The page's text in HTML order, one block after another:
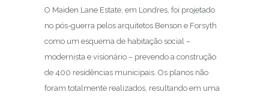
O Maiden Lane Estate, em Londres, foi projetado
no pós-guerra pelos arquitetos Benson e Forsyth
como um esquema de habitação social –
modernista e visionário – prevendo a construção
de 400 residências municipais. Os planos não
foram totalmente realizados, resultando em uma